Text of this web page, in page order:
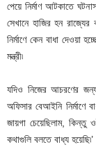
পেয়ে নির্মাণ আটকাতে
সেখানে হাজির হন রাজ্যের
নির্মাণে কেন বাধা দেওয়া
মন্ত্রী৷
যদিও নিজের আচরণের
অফিসার বেআইনি নির্মাণে
জায়গা চেয়েছিলাম,
কথাগুলি বলতে বাধ্য হয়েছি৷’